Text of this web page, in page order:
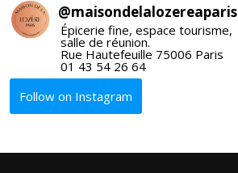
@maisondelalozereaparis
Épicerie fine, espace tourisme,
salle de réunion.
Rue Hautefeuille 75006 Paris
01 43 54 26 64
Follow on Instagram